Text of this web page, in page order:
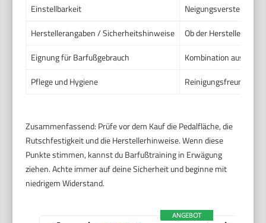
Einstellbarkeit
Neigungsverstellung,
Herstellerangaben / Sicherheitshinweise
Ob der Hersteller
Eignung für Barfußgebrauch
Kombination aus
Pflege und Hygiene
Zusammenfassend: Prüfe vor dem Kauf die Pedalfläche, die
Rutschfestigkeit und die Herstellerhinweise. Wenn diese
Punkte stimmen, kannst du Barfußtraining in Erwägung
ziehen. Achte immer auf deine Sicherheit und beginne mit
niedrigem Widerstand.
ANGEBOT